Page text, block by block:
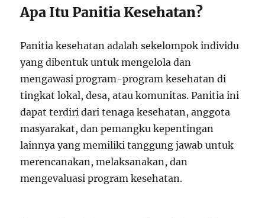
Apa Itu Panitia Kesehatan?
Panitia kesehatan adalah sekelompok individu
yang dibentuk untuk mengelola dan
mengawasi program-program kesehatan di
tingkat lokal, desa, atau komunitas. Panitia ini
dapat terdiri dari tenaga kesehatan, anggota
masyarakat, dan pemangku kepentingan
lainnya yang memiliki tanggung jawab untuk
merencanakan, melaksanakan, dan
mengevaluasi program kesehatan.